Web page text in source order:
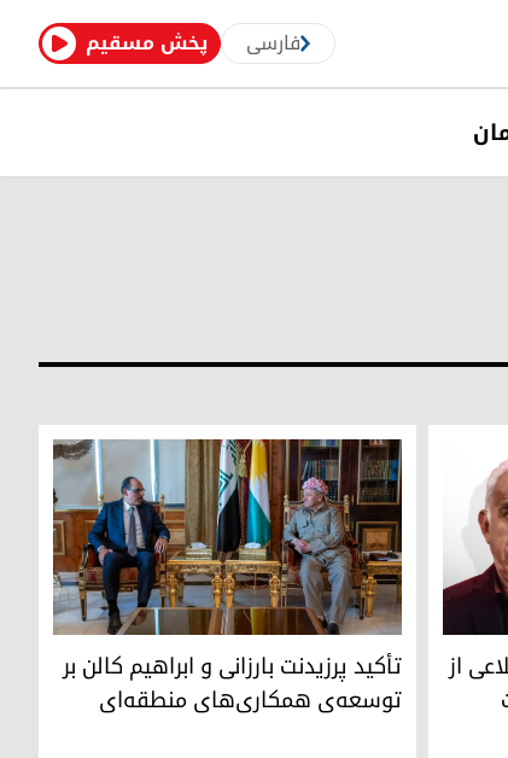
پخش مسقیم فارسی
از تأکید پرزیدنت بارزانی و ابراهیم کالن بر
تأکید پرزیدنت بارزانی و ابراهیم کالن بر
توسعه‌ی همکاری‌های منطقه‌ای